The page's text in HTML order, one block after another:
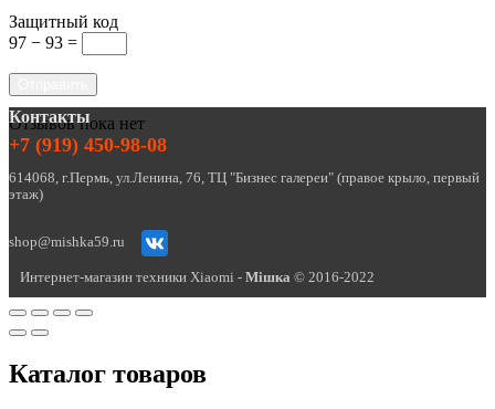
Защитный код
97 − 93 =
Отзывов пока нет
Контакты
+7 (919) 450-98-08
614068, г.Пермь, ул.Ленина, 76, ТЦ "Бизнес галереи" (правое крыло, первый
этаж)
shop@mishka59.ru
Интернет-магазин техники Xiaomi - Miшка © 2016-2022
Каталог товаров